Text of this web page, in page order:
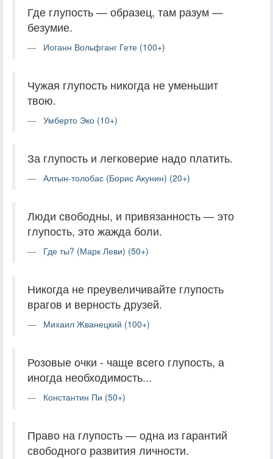
Где глупость — образец, там разум —
безумие.
Иоганн Вольфганг Гете (100+)
Чужая глупость никогда не уменьшит
твою.
Умберто Эко (10+)
За глупость и легковерие надо платить.
Алтын-толобас (Борис Акунин) (20+)
Люди свободны, и привязанность — это
глупость, это жажда боли.
Где ты? (Марк Леви) (50+)
Никогда не преувеличивайте глупость
врагов и верность друзей.
Михаил Жванецкий (100+)
Розовые очки - чаще всего глупость, а
иногда необходимость...
Константин Пи (50+)
Право на глупость — одна из гарантий
свободного развития личности.